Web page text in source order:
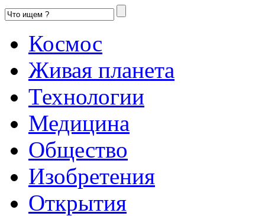
Космос
Живая планета
Технологии
Медицина
Общество
Изобретения
Открытия